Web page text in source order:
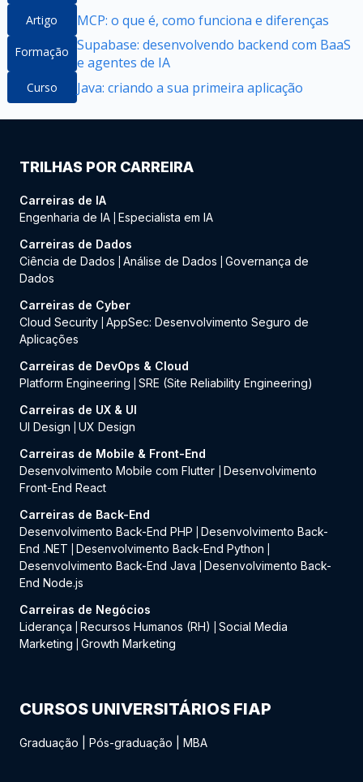
Artigo MCP: o que é, como funciona e diferenças
Formação Supabase: desenvolvendo backend com BaaS
e agentes de IA
Curso Java: criando a sua primeira aplicação
TRILHAS POR CARREIRA
Carreiras de IA
Engenharia de IA Especialista em IA
Carreiras de Dados
Ciência de Dados
Análise de Dados
Governança de
Dados
Carreiras de Cyber
Cloud Security AppSec: Desenvolvimento Seguro de
Aplicações
Carreiras de DevOps & Cloud
Platform Engineering
SRE (Site Reliability Engineering)
Carreiras de UX & UI
UI Design
UX Design
Carreiras de Mobile & Front-End
Desenvolvimento Mobile com Flutter
Desenvolvimento
Front-End React
Carreiras de Back-End
Desenvolvimento Back-End PHP
Desenvolvimento Back-
End .NET
Desenvolvimento Back-End Python
Desenvolvimento Back-End Java
Desenvolvimento Back-
End Node.js
Carreiras de Negócios
Liderança
Recursos Humanos (RH)
Social Media
Marketing
Growth Marketing
CURSOS UNIVERSITÁRIOS FIAP
Graduação Pós-graduação MBA